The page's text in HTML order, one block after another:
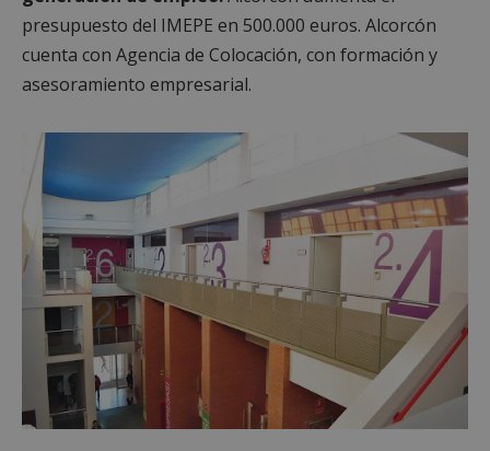
presupuesto del IMEPE en 500.000 euros. Alcorcón
cuenta con Agencia de Colocación, con formación y
asesoramiento empresarial.